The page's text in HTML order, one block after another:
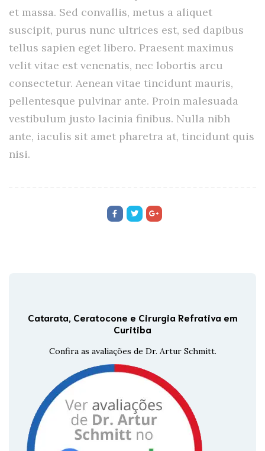
et massa. Sed convallis, metus a aliquet
suscipit, purus nunc ultrices est, sed dapibus
tellus sapien eget libero. Praesent maximus
velit vitae est venenatis, nec lobortis arcu
consectetur. Aenean vitae tincidunt mauris,
pellentesque pulvinar ante. Proin malesuada
vestibulum justo lacinia finibus. Nulla nibh
ante, iaculis sit amet pharetra at, tincidunt quis
nisi.
Catarata, Ceratocone e Cirurgia Refrativa em
Curitiba
Confira as avaliações de Dr. Artur Schmitt.